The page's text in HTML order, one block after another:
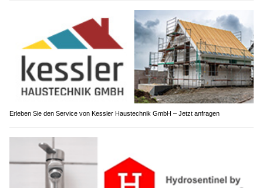
Erleben Sie den Service von Kessler Haustechnik GmbH – Jetzt anfragen